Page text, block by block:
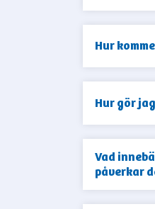
Hur
Hur gör
Vad
påverkar